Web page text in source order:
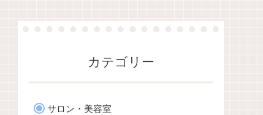
カテゴリー
サロン・美容室